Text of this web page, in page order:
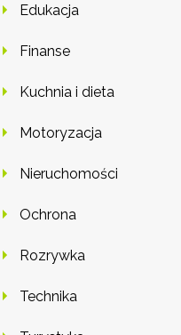
Edukacja
Finanse
Kuchnia i dieta
Motoryzacja
Nieruchomości
Ochrona
Rozrywka
Technika